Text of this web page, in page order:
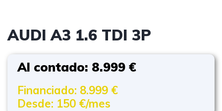
AUDI A3 1.6 TDI 3P
Al contado: 8.999 €
Financiado: 8.999 €
Desde: 150 €/mes